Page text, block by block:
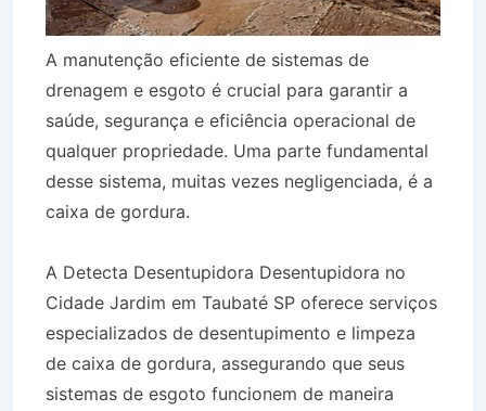
A manutenção eficiente de sistemas de
drenagem e esgoto é crucial para garantir a
saúde, segurança e eficiência operacional de
qualquer propriedade. Uma parte fundamental
desse sistema, muitas vezes negligenciada, é a
caixa de gordura.
A Detecta Desentupidora Desentupidora no
Cidade Jardim em Taubaté SP oferece serviços
especializados de desentupimento e limpeza
de caixa de gordura, assegurando que seus
sistemas de esgoto funcionem de maneira